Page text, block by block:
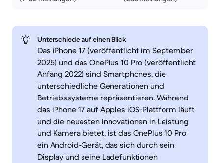
Unterschiede auf einen Blick
Das iPhone 17 (veröffentlicht im September
2025) und das OnePlus 10 Pro (veröffentlicht
Anfang 2022) sind Smartphones, die
unterschiedliche Generationen und
Betriebssysteme repräsentieren. Während
das iPhone 17 auf Apples iOS-Plattform läuft
und die neuesten Innovationen in Leistung
und Kamera bietet, ist das OnePlus 10 Pro
ein Android-Gerät, das sich durch sein
Display und seine Ladefunktionen